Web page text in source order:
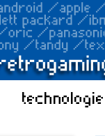
technologie